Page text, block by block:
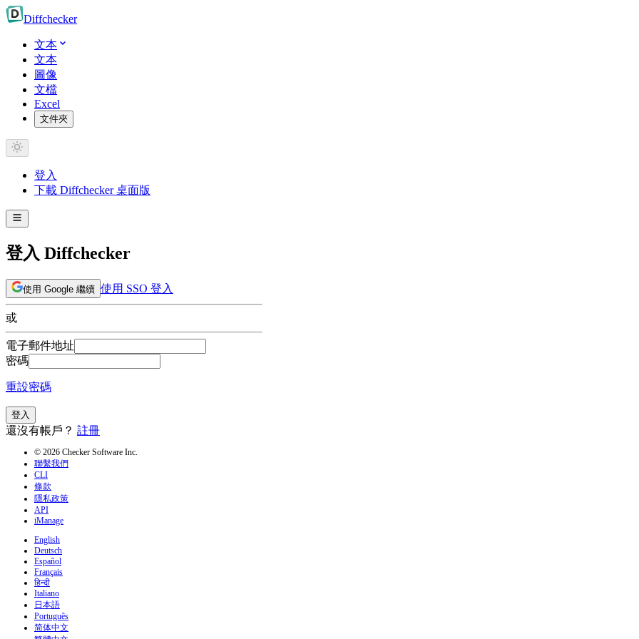
Diffchecker
文本
文本
圖像
文檔
Excel
文件夾
登入
下載 Diffchecker 桌面版
登入 Diffchecker
使用 Google 繼續 使用 SSO 登入
或
電子郵件地址
密碼
重設密碼
登入
還沒有帳戶？ 註冊
© 2026 Checker Software Inc.
聯繫我們
CLI
條款
隱私政策
API
iManage
English
Deutsch
Español
Français
हिन्दी
Italiano
日本語
Português
简体中文